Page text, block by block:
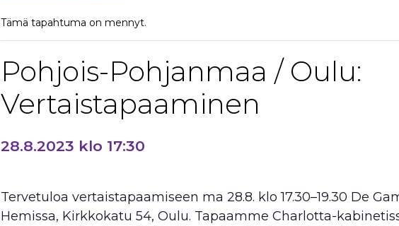
Tämä tapahtuma on mennyt.
Pohjois-Pohjanmaa / Oulu:
Vertaistapaaminen
28.8.2023 klo 17:30
Tervetuloa vertaistapaamiseen ma 28.8. klo 17.30–19.30 De
Hemissa, Kirkkokatu 54, Oulu. Tapaamme Charlotta-